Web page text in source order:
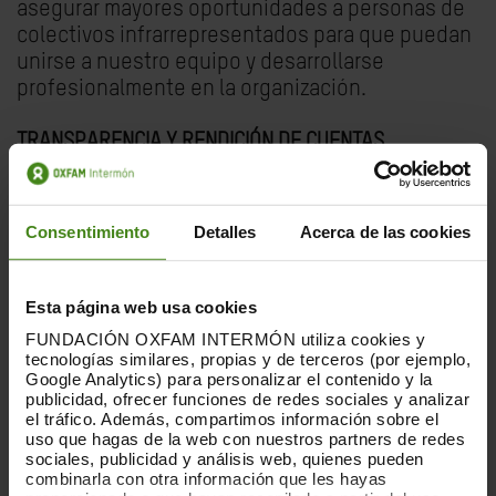
Consentimiento Detalles Acerca de las cookies
Esta página web usa cookies
FUNDACIÓN OXFAM INTERMÓN utiliza cookies y
tecnologías similares, propias y de terceros (por ejemplo,
Google Analytics) para personalizar el contenido y la
publicidad, ofrecer funciones de redes sociales y analizar
el tráfico. Además, compartimos información sobre el
uso que hagas de la web con nuestros partners de redes
sociales, publicidad y análisis web, quienes pueden
combinarla con otra información que les hayas
asegurar mayores oportunidades a personas de
colectivos infrarrepresentados para que puedan
unirse a nuestro equipo y desarrollarse
profesionalmente en la organización.
TRANSPARENCIA Y RENDICIÓN DE CUENTAS
Queremos tener datos sólidos, mejorar el
oportunidades que ofrecemos no solo a
marginado o desfavorecido. Y queremos también
tener en cuenta los múltiples factores
(interseccionalidad) que pueden ser causa de
discriminación para evitarlos.
COMPROMISO CON LOS CUIDADOS
Promovemos una cultura del cuidado que va más
allá de la concepción tradicional de familia.